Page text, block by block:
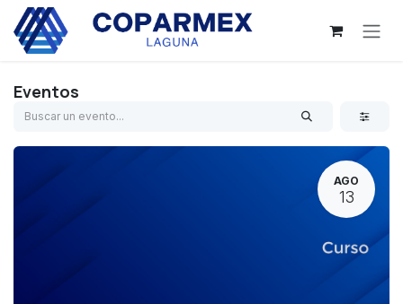
Ir al contenido
Eventos
AGO
13